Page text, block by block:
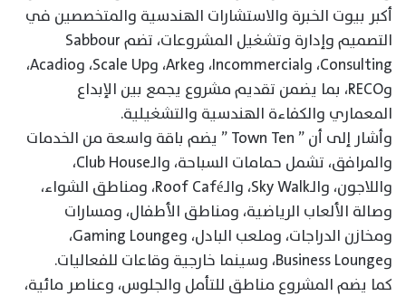
أكبر بيوت الخبرة والاستشارات الهندسية والمتخصصين في
التصميم وإدارة وتشغيل المشروعات، تضم Sabbour
Consulting، وIncommercial، وArke، وScale Up، وAcadio،
وRECO، بما يضمن تقديم مشروع يجمع بين الإبداع
المعماري والكفاءة الهندسية والتشغيلية.
وأشار إلى أن ” Town Ten ” يضم باقة واسعة من الخدمات
والمرافق، تشمل حمامات السباحة، والـClub House،
واللاجون، والـSky Walk، والـRoof Café، ومناطق الشواء،
وصالة الألعاب الرياضية، ومناطق الأطفال، ومسارات
ومخازن الدراجات، وملعب البادل، وGaming Lounge،
وBusiness Lounge، وسينما خارجية وقاعات للفعاليات.
كما يضم المشروع مناطق للتأمل والجلوس، وعناصر مائية،